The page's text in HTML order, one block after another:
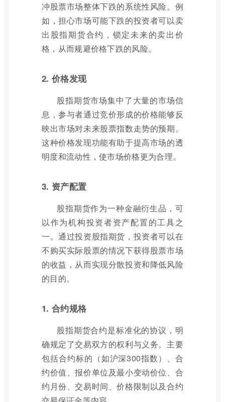
冲股票市场整体下跌的系统性风险。例
如，担心市场可能下跌的投资者可以卖
出股指期货合约，锁定未来的卖出价
格，从而规避价格下跌的风险。
2. 价格发现
股指期货市场集中了大量的市场信
息，参与者通过竞价形成的价格能够反
映出市场对未来股票指数走势的预期。
这种价格发现功能有助于提高市场的透
明度和流动性，使市场价格更为合理。
3. 资产配置
股指期货作为一种金融衍生品，可
以作为机构投资者资产配置的工具之
一。通过投资股指期货，投资者可以在
不购买实际股票的情况下获得股票市场
的收益，从而实现分散投资和降低风险
的目的。
1. 合约规格
股指期货合约是标准化的协议，明
确规定了交易双方的权利与义务。主要
包括合约标的（如沪深300指数）、合
约价值、报价单位及最小变动价位、合
约月份、交易时间、价格限制以及合约